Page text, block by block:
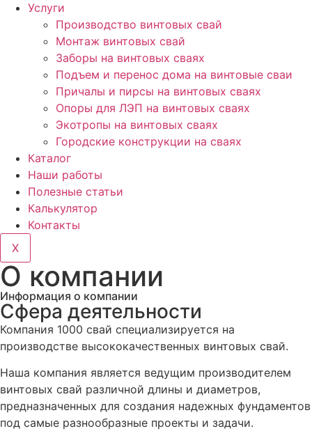
Услуги
Производство винтовых свай
Монтаж винтовых свай
Заборы на винтовых сваях
Подъем и перенос дома на винтовые сваи
Причалы и пирсы на винтовых сваях
Опоры для ЛЭП на винтовых сваях
Экотропы на винтовых сваях
Городские конструкции на сваях
Каталог
Наши работы
Полезные статьи
Калькулятор
Контакты
X
О компании
Информация о компании
Сфера деятельности
Компания 1000 свай специализируется на
производстве высококачественных винтовых свай.
Наша компания является ведущим производителем
винтовых свай различной длины и диаметров,
предназначенных для создания надежных фундаментов
под самые разнообразные проекты и задачи.